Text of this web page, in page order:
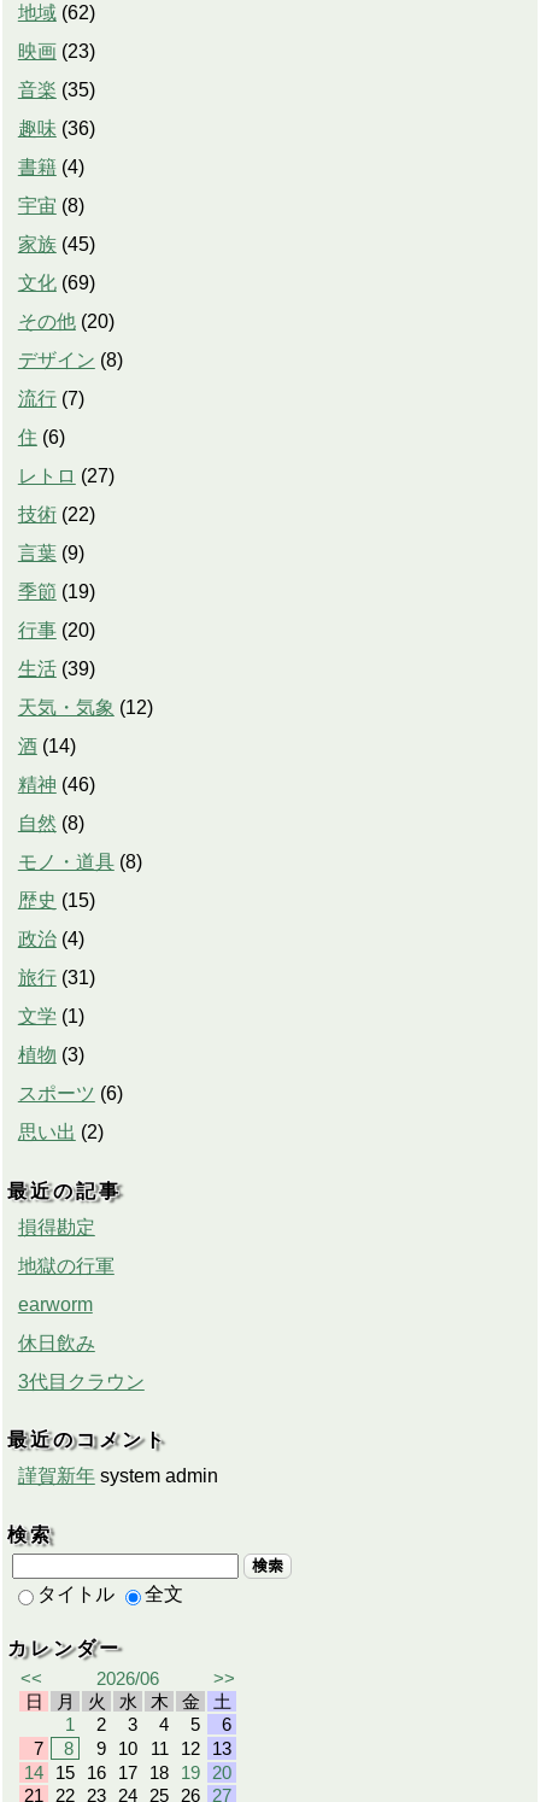
地域 (62)
映画 (23)
音楽 (35)
趣味 (36)
書籍 (4)
宇宙 (8)
家族 (45)
文化 (69)
その他 (20)
デザイン (8)
流行 (7)
住 (6)
レトロ (27)
技術 (22)
言葉 (9)
季節 (19)
行事 (20)
生活 (39)
天気・気象 (12)
酒 (14)
精神 (46)
自然 (8)
モノ・道具 (8)
歴史 (15)
政治 (4)
旅行 (31)
文学 (1)
植物 (3)
スポーツ (6)
思い出 (2)
最近の記事
損得勘定
地獄の行軍
earworm
休日飲み
3代目クラウン
最近のコメント
謹賀新年 system admin
検索
検索
タイトル 全文
カレンダー
<<
2026/06
>>
日
月 火 水 木 金
土
1
2 3 4 5
6
7
8 9 10 11 12
13
14
15 16 17 18 19
20
21
22 23 24 25 26 27